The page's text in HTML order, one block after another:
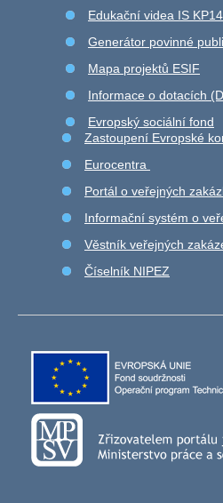
Edukační videa IS
Generátor povinné
Mapa projektů ESIF
Informace o dotacích
Evropský sociální fond
Zastoupení Evropské
Eurocentra
Portál o veřejných
Informační systém o
Věstník veřejných
Číselník NIPEZ